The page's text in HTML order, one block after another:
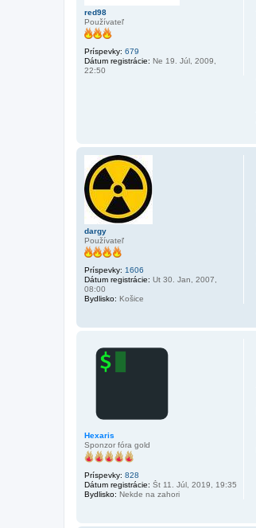
red98
Používateľ
Príspevky: 679
Dátum registrácie: Ne 19. Júl, 2009,
22:50
dargy
Používateľ
Príspevky: 1606
Dátum registrácie: Ut 30. Jan, 2007,
08:00
Bydlisko: Košice
Hexaris
Sponzor fóra gold
Príspevky: 828
Dátum registrácie: Št 11. Júl, 2019, 19:35
Bydlisko: Nekde na zahori